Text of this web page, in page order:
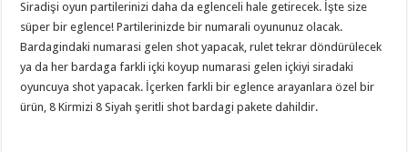
Siradişi oyun partilerinizi daha da eglenceli hale getirecek. İşte size
süper bir eglence! Partilerinizde bir numarali oyununuz olacak.
Bardagindaki numarasi gelen shot yapacak, rulet tekrar döndürülecek
ya da her bardaga farkli içki koyup numarasi gelen içkiyi siradaki
oyuncuya shot yapacak. İçerken farkli bir eglence arayanlara özel bir
ürün, 8 Kirmizi 8 Siyah şeritli shot bardagi pakete dahildir.